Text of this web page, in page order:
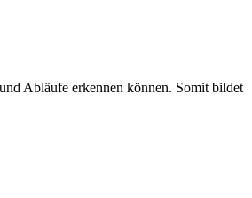
Abläufe erkennen können. Somit bildet